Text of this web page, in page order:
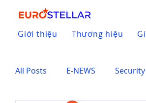
Giới thiệu Thương hiệu
All Posts E-NEWS